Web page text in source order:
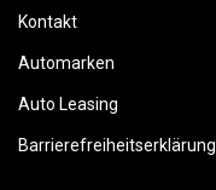
Kontakt
Automarken
Auto Leasing
Barrierefreiheitserklärung